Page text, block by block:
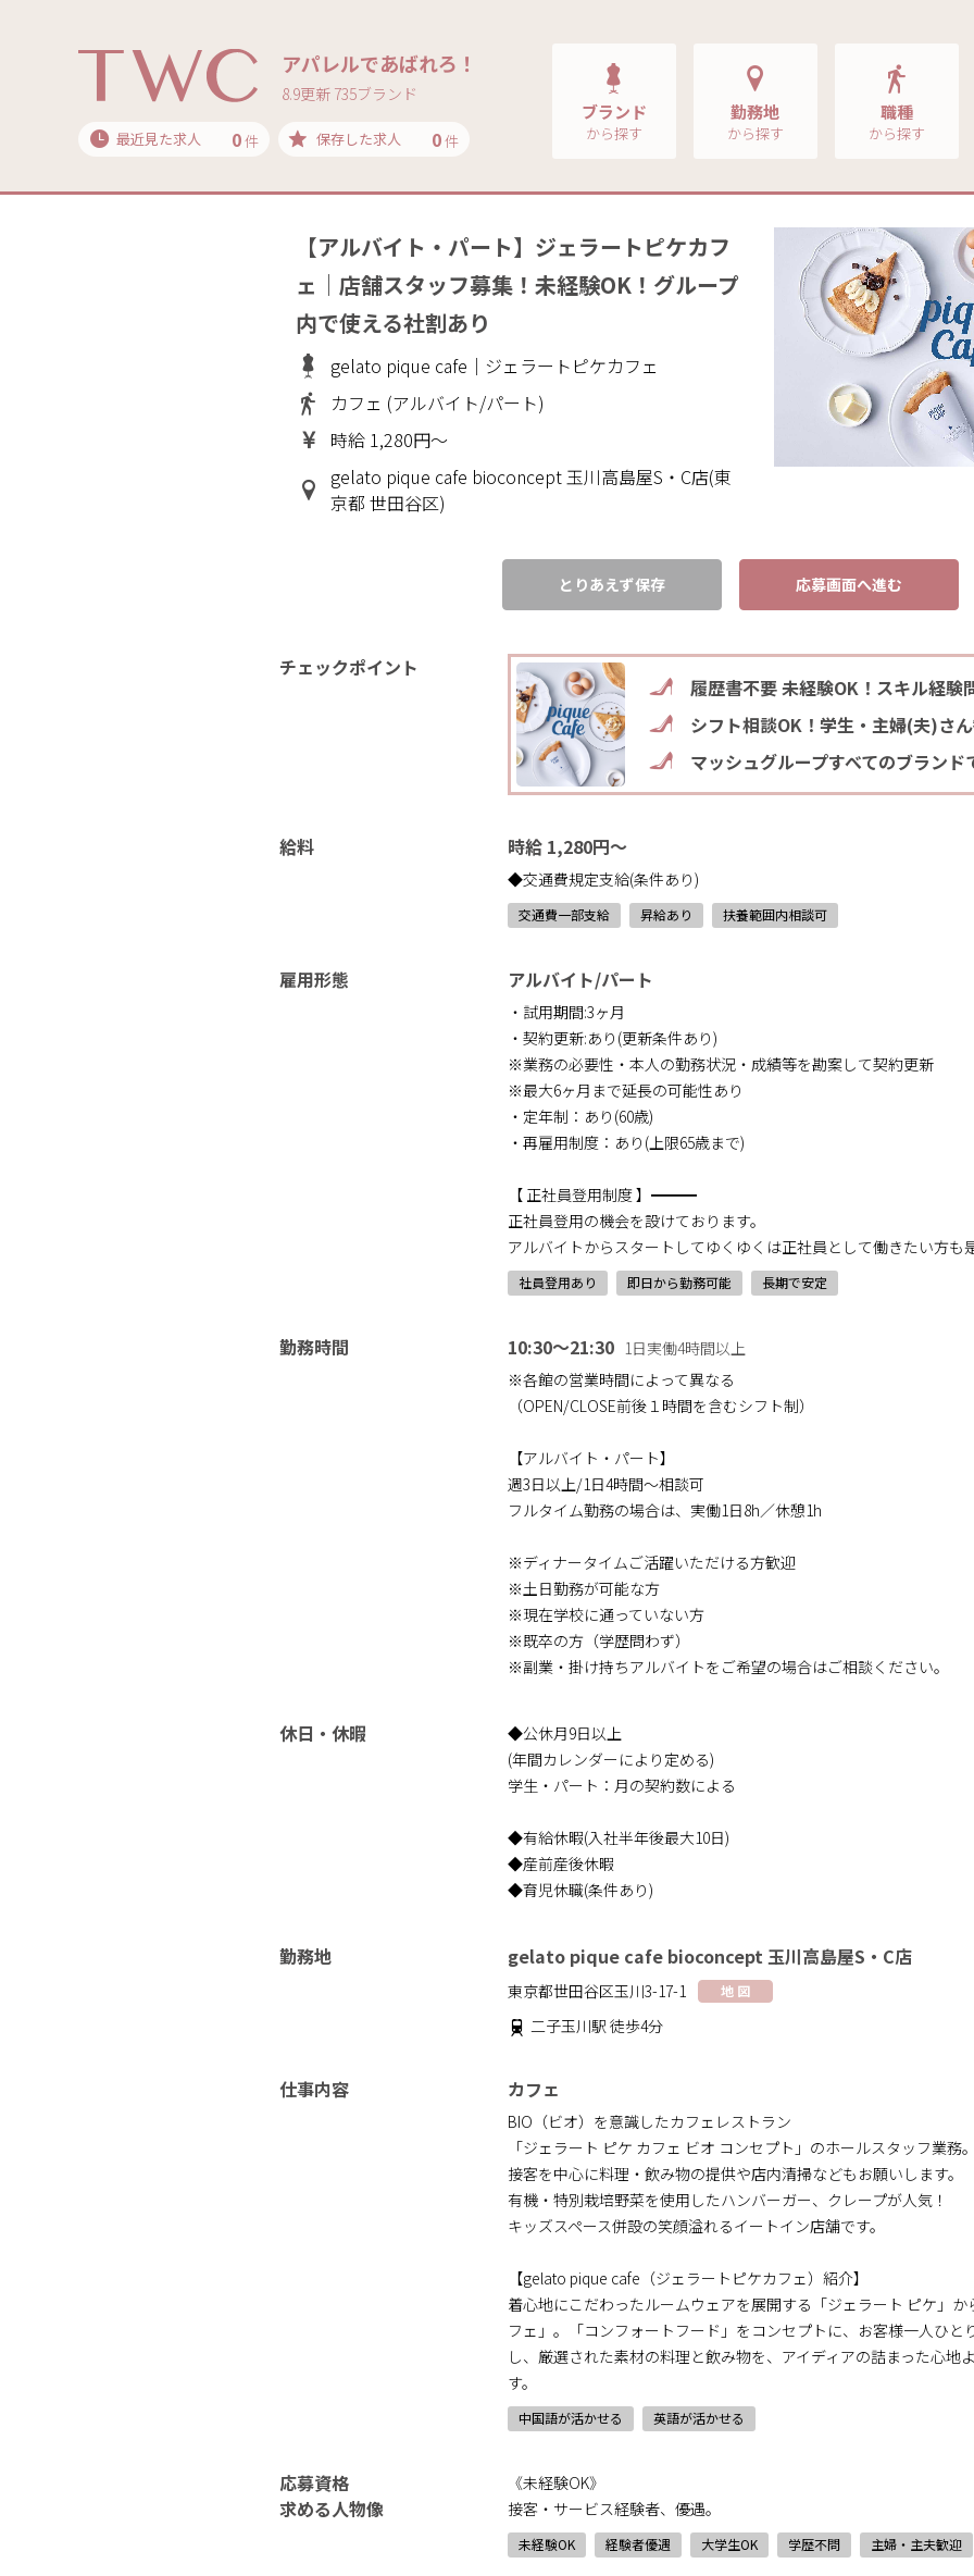
アパレルであばれろ！
8.9更新 735ブランド
最近見た求人 0件 保存した求人 0件
ブランド
から探す
勤務地
から探す
職種
から探す
【アルバイト・パート】ジェラートピケカフ
ェ｜店舗スタッフ募集！未経験OK！グループ
内で使える社割あり
gelato pique cafe｜ジェラートピケカフェ
カフェ (アルバイト/パート)
時給 1,280円～
gelato pique cafe bioconcept 玉川高島屋S・C店(東
京都 世田谷区)
とりあえず保存 応募画面へ進む
チェックポイント
履歴書不要 未経験OK！スキル経
シフト相談OK！学生・主婦(夫)さ
マッシュグループすべてのブラン
給料 時給 1,280円～
◆交通費規定支給(条件あり)
交通費一部支給 昇給あり 扶養範囲内相談可
雇用形態 アルバイト/パート
・試用期間:3ヶ月
・契約更新:あり(更新条件あり)
※業務の必要性・本人の勤務状況・成績等を勘案して契約更新
※最大6ヶ月まで延長の可能性あり
・定年制：あり(60歳)
・再雇用制度：あり(上限65歳まで)
【 正社員登用制度 】━━━
正社員登用の機会を設けております。
アルバイトからスタートしてゆくゆくは正社員として働きたい方も
社員登用あり 即日から勤務可能 長期で安定
勤務時間 10:30～21:30 1日実働4時間以上
※各館の営業時間によって異なる
（OPEN/CLOSE前後１時間を含むシフト制）
【アルバイト・パート】
週3日以上/1日4時間～相談可
フルタイム勤務の場合は、実働1日8h／休憩1h
※ディナータイムご活躍いただける方歓迎
※土日勤務が可能な方
※現在学校に通っていない方
※既卒の方（学歴問わず）
※副業・掛け持ちアルバイトをご希望の場合はご相談ください。
休日・休暇
◆公休月9日以上
(年間カレンダーにより定める)
学生・パート：月の契約数による
◆有給休暇(入社半年後最大10日)
◆産前産後休暇
◆育児休職(条件あり)
勤務地 gelato pique cafe bioconcept 玉川高島屋S・C店
東京都世田谷区玉川3-17-1 地 図
二子玉川駅 徒歩4分
仕事内容 カフェ
BIO（ビオ）を意識したカフェレストラン
「ジェラート ピケ カフェ ビオ コンセプト」のホールスタッフ業務
接客を中心に料理・飲み物の提供や店内清掃などもお願いします。
有機・特別栽培野菜を使用したハンバーガー、クレープが人気！
キッズスペース併設の笑顔溢れるイートイン店舗です。
【gelato pique cafe（ジェラートピケカフェ）紹介】
着心地にこだわったルームウェアを展開する「ジェラート ピケ」
フェ」。「コンフォートフード」をコンセプトに、お客様一人ひと
し、厳選された素材の料理と飲み物を、アイディアの詰まった心地
す。
中国語が活かせる 英語が活かせる
応募資格
求める人物像
《未経験OK》
接客・サービス経験者、優遇。
未経験OK 経験者優遇 大学生OK 学歴不問 主婦・主夫歓迎